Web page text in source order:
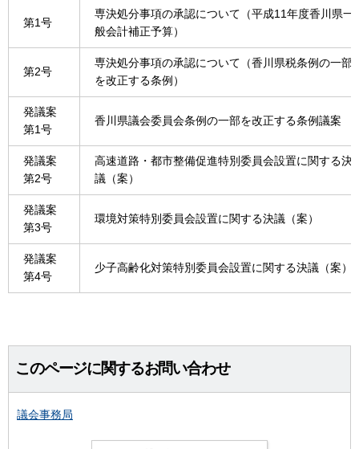
第1号
専決処分事項の承認について（平成11年度香川県一
般会計補正予算）
第2号
専決処分事項の承認について（香川県税条例の一部
を改正する条例）
発議案
第1号
香川県議会委員会条例の一部を改正する条例議案
発議案
第2号
高速道路・都市整備促進特別委員会設置に関する決
議（案）
発議案
第3号
環境対策特別委員会設置に関する決議（案）
発議案
第4号
少子高齢化対策特別委員会設置に関する決議（案）
このページに関するお問い合わせ
議会事務局